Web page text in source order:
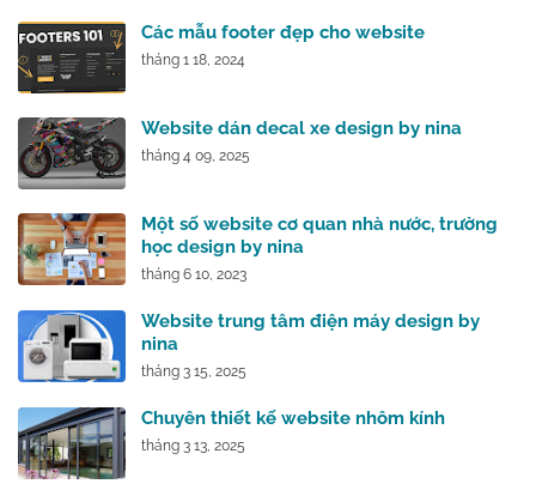
Các mẫu footer đẹp cho website
tháng 1 18, 2024
Website dán decal xe design by nina
tháng 4 09, 2025
Một số website cơ quan nhà nước, trường
học design by nina
tháng 6 10, 2023
Website trung tâm điện máy design by
nina
tháng 3 15, 2025
Chuyên thiết kế website nhôm kính
tháng 3 13, 2025